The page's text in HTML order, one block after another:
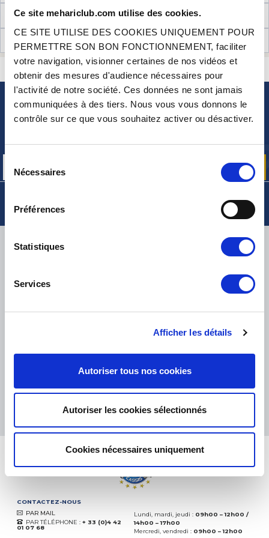
Ce site mehariclub.com utilise des cookies.
CE SITE UTILISE DES COOKIES UNIQUEMENT POUR
PERMETTRE SON BON FONCTIONNEMENT, faciliter
votre navigation, visionner certaines de nos vidéos et
obtenir des mesures d'audience nécessaires pour
l'activité de notre société. Ces données ne sont jamais
communiquées à des tiers. Nous vous vous donnons le
contrôle sur ce que vous souhaitez activer ou désactiver.
Nécessaires
Préférences
Statistiques
Services
Afficher les détails
Autoriser tous nos cookies
Autoriser les cookies sélectionnés
Cookies nécessaires uniquement
INFORMATIONS TECHNIQUES
AVIS CLIENTS (7)
NEWSLETTER
06.08.2026 PLUS
Basé sur37828 avis
CONTACTEZ-NOUS
PAR MAIL
PAR TÉLÉPHONE : + 33 (0)4 42
01 07 68
Lundi, mardi, jeudi : 09h00 – 12h00 /
14h00 – 17h00
Mercredi, vendredi : 09h00 – 12h00